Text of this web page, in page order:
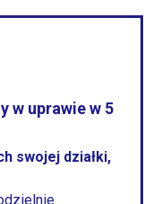
w uprawie w 5
swojej działki,